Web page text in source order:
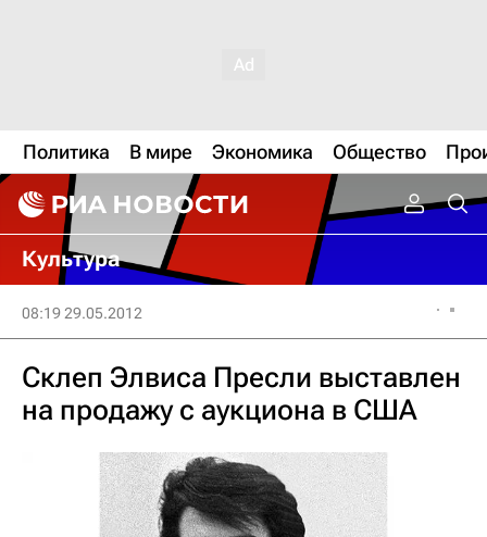
Политика В мире Экономика Общество
Культура
08:19 29.05.2012
Склеп Элвиса Пресли выставлен
на продажу с аукциона в США